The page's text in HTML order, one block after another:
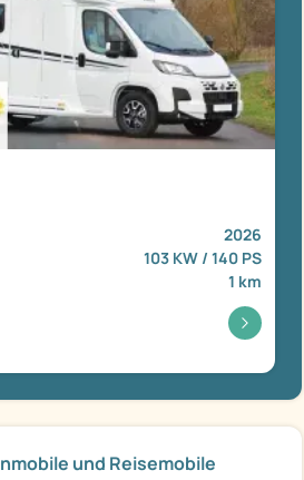
2026
103 KW / 140 PS
1 km
und Reisemobile